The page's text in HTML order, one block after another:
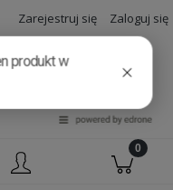
Zarejestruj się Zaloguj się